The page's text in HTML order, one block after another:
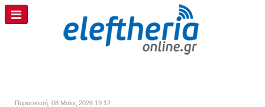
Παρασκευή, 08 Μαϊος 2026 19:12